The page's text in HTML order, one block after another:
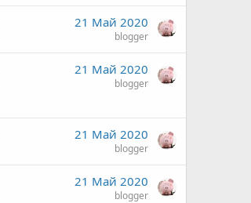
21 Май 2020
blogger
21 Май 2020
blogger
21 Май 2020
blogger
21 Май 2020
blogger